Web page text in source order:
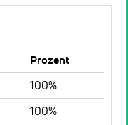
Prozent
100%
100%